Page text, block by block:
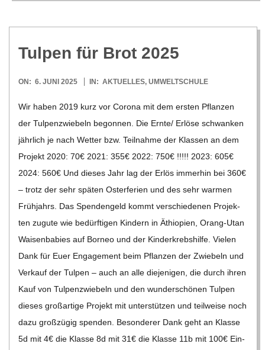
Tul­pen für Brot 2025
2025-
ON: 6. JUNI 2025 IN: AKTUELLES, UMWELTSCHULE
Wir haben 2019 kurz vor Corona mit dem ers­ten Pflan­zen
der Tul­pen­zwie­beln begon­nen. Die Ernte/​​ Erlöse schwan­ken
jähr­lich je nach Wet­ter bzw. Teil­nahme der Klas­sen an dem
Pro­jekt 2020: 70€ 2021: 355€ 2022: 750€ !!!!! 2023: 605€
2024: 560€ Und die­ses Jahr lag der Erlös immer­hin bei 360€
– trotz der sehr spä­ten Oster­fe­rien und des sehr war­men
Früh­jahrs. Das Spen­den­geld kommt ver­schie­de­nen Pro­jek­
ten zugute wie bedürf­ti­gen Kin­dern in Äthio­pien, Orang-Utan
Wai­sen­ba­bies auf Bor­neo und der Kin­der­krebs­hilfe. Vie­len
Dank für Euer Enga­ge­ment beim Pflan­zen der Zwie­beln und
Ver­kauf der Tul­pen – auch an alle die­je­ni­gen, die durch ihren
Kauf von Tul­pen­zwie­beln und den wun­der­schö­nen Tul­pen
die­ses groß­ar­tige Pro­jekt mit unter­stüt­zen und teil­weise noch
dazu groß­zü­gig spen­den. Beson­de­rer Dank geht an Klasse
5d mit 4€ die Klasse 8d mit 31€ die Klasse 11b mit 100€ Ein­